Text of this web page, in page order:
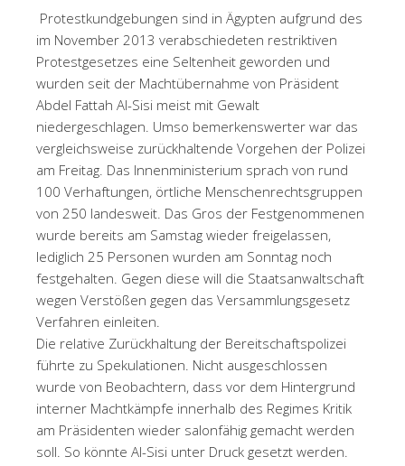
Protestkundgebungen sind in Ägypten aufgrund des
im November 2013 verabschiedeten restriktiven
Protestgesetzes eine Seltenheit geworden und
wurden seit der Machtübernahme von Präsident
Abdel Fattah Al-Sisi meist mit Gewalt
niedergeschlagen. Umso bemerkenswerter war das
vergleichsweise zurückhaltende Vorgehen der Polizei
am Freitag. Das Innenministerium sprach von rund
100 Verhaftungen, örtliche Menschenrechtsgruppen
von 250 landesweit. Das Gros der Festgenommenen
wurde bereits am Samstag wieder freigelassen,
lediglich 25 Personen wurden am Sonntag noch
festgehalten. Gegen diese will die Staatsanwaltschaft
wegen Verstößen gegen das Versammlungsgesetz
Verfahren einleiten.
Die relative Zurückhaltung der Bereitschaftspolizei
führte zu Spekulationen. Nicht ausgeschlossen
wurde von Beobachtern, dass vor dem Hintergrund
interner Machtkämpfe innerhalb des Regimes Kritik
am Präsidenten wieder salonfähig gemacht werden
soll. So könnte Al-Sisi unter Druck gesetzt werden.